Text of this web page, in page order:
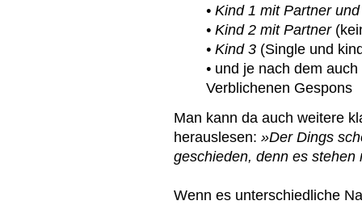
• Kind 1 mit Partner
• Kind 2 mit Partner
• Kind 3 (Single und
• und je nach dem
Verblichenen Gespons
Man kann da auch weitere
herauslesen: »Der Dings
geschieden, denn es stehen
Wenn es unterschiedliche